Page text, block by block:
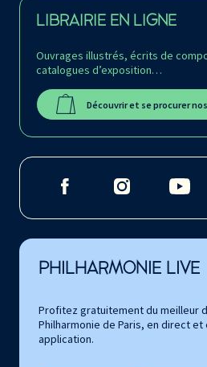
LIBRAIRIE EN LIGNE
Ouvrages illustrés, écrits de
catalogues d’exposition…
Découvrir et se procurer
PHILHARMONIE LIVE
Profitez gratuitement du meilleur
Philharmonie de Paris, en direct
application.